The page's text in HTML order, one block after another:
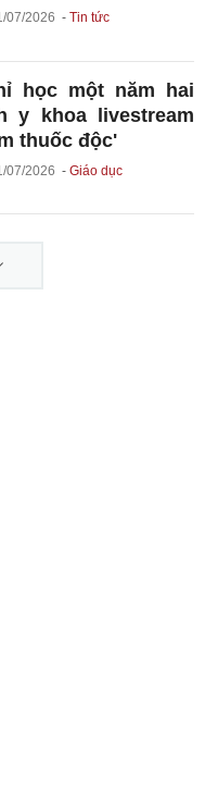
07/2026 Tin tức
học một năm hai
y khoa livestream
thuốc độc'
07/2026 Giáo dục